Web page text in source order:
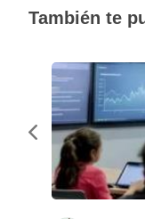
También te